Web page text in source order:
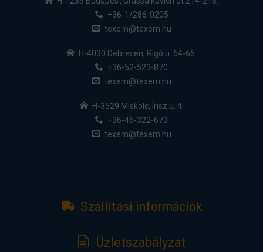
+36-1/286-0205
texem@texem.hu
H-4030 Debrecen, Rigó u. 64-66.
+36-52-523-870
texem@texem.hu
H-3529 Miskolc, Írisz u. 4.
+36-46-322-673
texem@texem.hu
Szállítási információk
Üzletszabályzat